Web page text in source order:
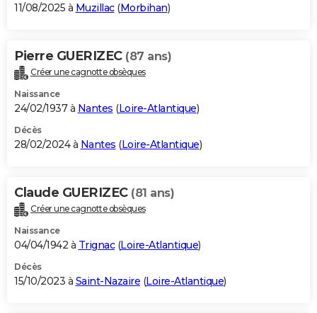
S'inscrire
Se connecter
Lycées
Collèges
Primaires
Universités
Entreprises
Service militaire
Avis de recherche
AVIS DE DÉCÈS
Bricolage
Lifestyle
Culture
Sport
Auto
Television
Voyage
Cinema
11/08/2025 à Muzillac(Morbihan)
Pierre GUERIZEC (87 ans)
Créer une cagnotte obsèques
Naissance
24/02/1937 à Nantes (Loire-Atlantique)
Décès
28/02/2024 à Nantes (Loire-Atlantique)
Claude GUERIZEC (81 ans)
Créer une cagnotte obsèques
Naissance
04/04/1942 à Trignac(Loire-Atlantique)
Décès
15/10/2023 à Saint-Nazaire (Loire-Atlantique)